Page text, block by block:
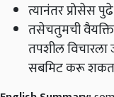
त्यानंतर प्रोसेस
तसेचतुमची
तपशील विचारला
सबमिट करू